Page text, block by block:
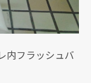
内フラッシュバ